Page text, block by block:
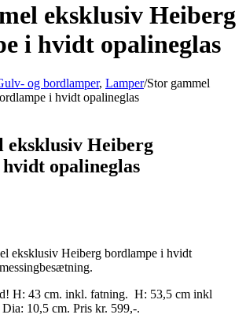
eksklusiv Heiberg
i hvidt opalineglas
og bordlamper, Lamper/Stor gammel
i hvidt opalineglas
eksklusiv Heiberg
opalineglas
eksklusiv Heiberg bordlampe i hvidt
H: 43 cm. inkl. fatning. H: 53,5 cm inkl
10,5 cm. Pris kr. 599,-.